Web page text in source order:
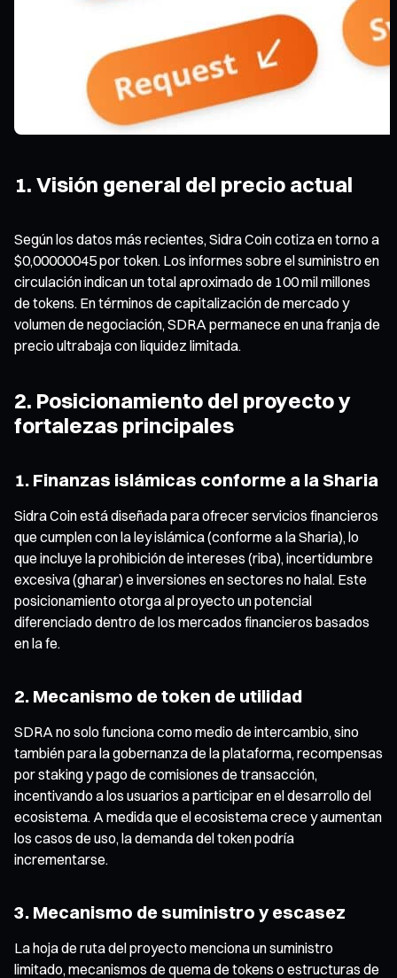
1. Visión general del precio actual
Según los datos más recientes, Sidra Coin cotiza en torno a
$0,00000045 por token. Los informes sobre el suministro en
circulación indican un total aproximado de 100 mil millones
de tokens. En términos de capitalización de mercado y
volumen de negociación, SDRA permanece en una franja de
precio ultrabaja con liquidez limitada.
2. Posicionamiento del proyecto y
fortalezas principales
1. Finanzas islámicas conforme a la Sharia
Sidra Coin está diseñada para ofrecer servicios financieros
que cumplen con la ley islámica (conforme a la Sharia), lo
que incluye la prohibición de intereses (riba), incertidumbre
excesiva (gharar) e inversiones en sectores no halal. Este
posicionamiento otorga al proyecto un potencial
diferenciado dentro de los mercados financieros basados
en la fe.
2. Mecanismo de token de utilidad
SDRA no solo funciona como medio de intercambio, sino
también para la gobernanza de la plataforma, recompensas
por staking y pago de comisiones de transacción,
incentivando a los usuarios a participar en el desarrollo del
ecosistema. A medida que el ecosistema crece y aumentan
los casos de uso, la demanda del token podría
incrementarse.
3. Mecanismo de suministro y escasez
La hoja de ruta del proyecto menciona un suministro
limitado, mecanismos de quema de tokens o estructuras de